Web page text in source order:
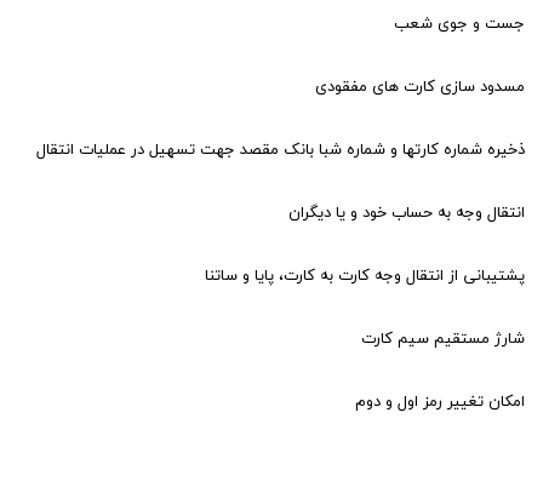
جست و جوی شعب
مسدود سازی کارت های مفقودی
ذخیره شماره کارتها و شماره شبا بانک مقصد جهت تسهیل در عملیات انتقال
انتقال وجه به حساب خود و یا دیگران
پشتیبانی از انتقال وجه کارت به کارت، پایا و ساتنا
شارژ مستقیم سیم کارت
امکان تغییر رمز اول و دوم